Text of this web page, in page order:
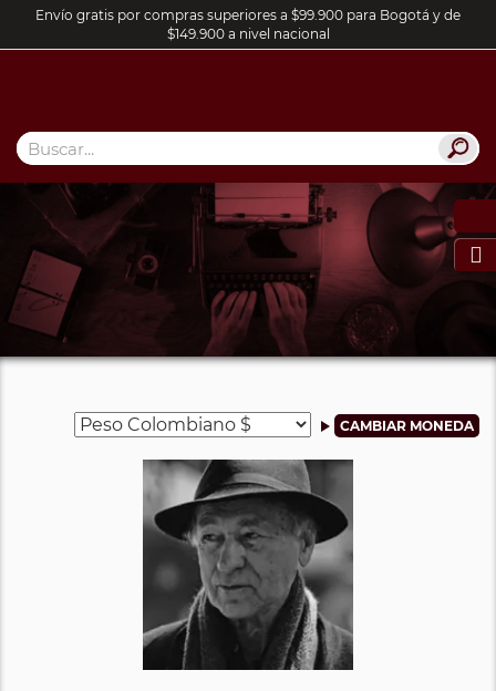
Envío gratis por compras superiores a $99.900 para Bogotá y de
$149.900 a nivel nacional
